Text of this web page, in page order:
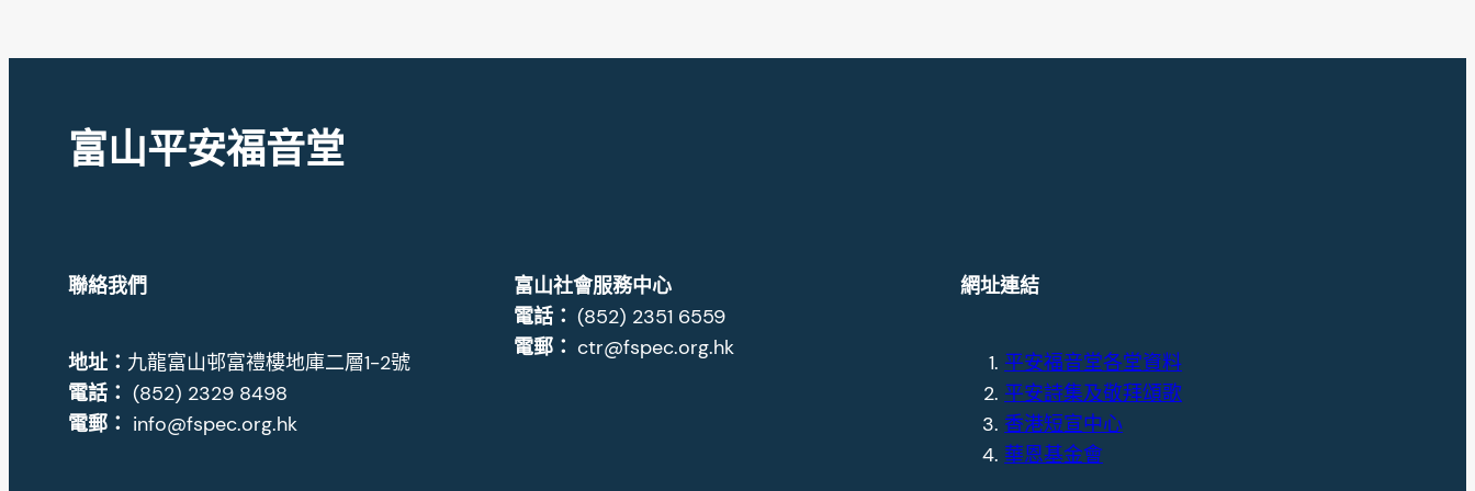
富山平安福音堂
聯絡我們
地址： 九龍富山邨富禮樓地庫二層1-2號
電話： (852) 2329 8498
電郵： info@fspec.org.hk
富山社會服務中心
電話：(852) 2351 6559
電郵：ctr@fspec.org.hk
網址連結
平安福音堂各堂資料
平安詩集及敬拜頌歌
香港短宣中心
華恩基金會